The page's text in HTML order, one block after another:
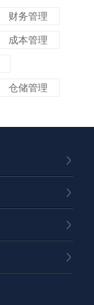
财务管理
成本管理
仓储管理